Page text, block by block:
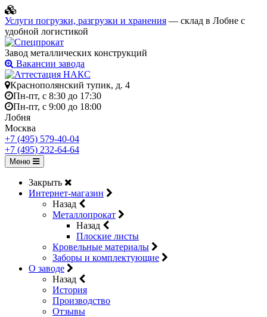
Услуги погрузки, разгрузки и хранения — склад в Лобне с
удобной логистикой
Завод металлических конструкций
Вакансии завода
Краснополянский тупик, д. 4
Пн-пт, с 8:30 до 17:30
Пн-пт, с 9:00 до 18:00
Лобня
Москва
+7 (495) 579-40-04
+7 (495) 232-64-64
Меню
Закрыть
Интернет-магазин
Назад
Металлопрокат
Назад
Плоские листы
Кровельные материалы
Заборы и комплектующие
О заводе
Назад
История
Производство
Отзывы